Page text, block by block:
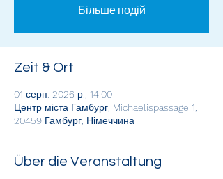
Більше подій
Zeit & Ort
01 серп. 2026 р., 14:00
Центр міста Гамбург, Michaelispassage 1,
20459 Гамбург, Німеччина
Über die Veranstaltung